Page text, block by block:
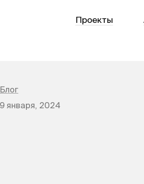
Проекты
Блог
9 января, 2024